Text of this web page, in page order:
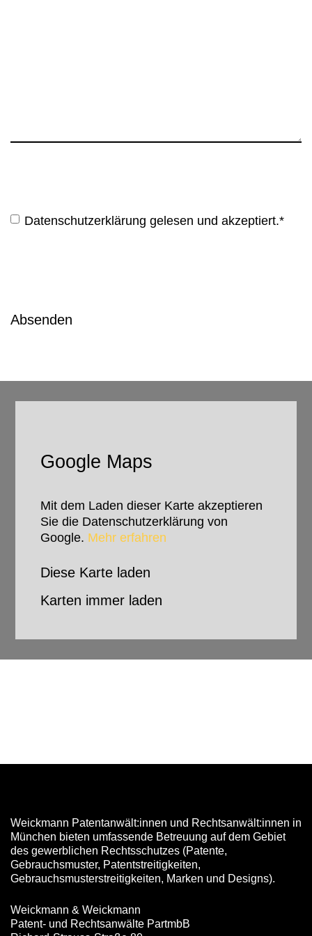
Datenschutzerklärung gelesen und akzeptiert.*
dieses
Google Maps
Mit dem Laden dieser Karte akzeptieren
Sie die Datenschutzerklärung von
Google. Mehr erfahren
Diese Karte laden
Karten immer laden
Weickmann Patentanwält:innen und Rechtsanwält:innen in
München bieten umfassende Betreuung auf dem Gebiet
des gewerblichen Rechtsschutzes (Patente,
Gebrauchsmuster, Patentstreitigkeiten,
Gebrauchsmusterstreitigkeiten, Marken und Designs).
Weickmann & Weickmann
Patent- und Rechtsanwälte PartmbB